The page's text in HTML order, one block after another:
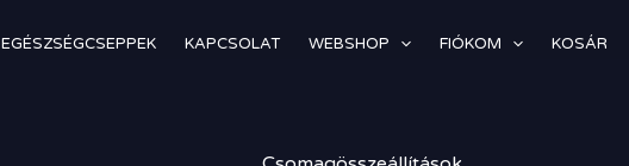
EGÉSZSÉGCSEPPEK KAPCSOLAT WEBSHOP FIÓKOM KOSÁR